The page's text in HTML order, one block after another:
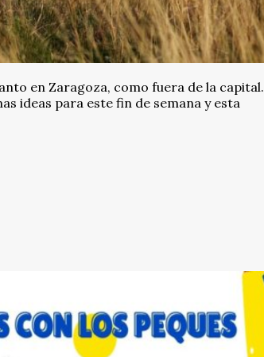
en Zaragoza, como fuera de la capital.
ideas para este fin de semana y esta